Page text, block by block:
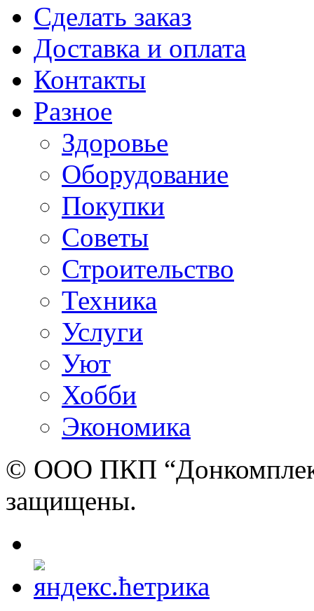
Сделать заказ
Доставка и оплата
Контакты
Разное
Здоровье
Оборудование
Покупки
Советы
Строительство
Техника
Услуги
Уют
Хобби
Экономика
© ООО ПКП
защищены.